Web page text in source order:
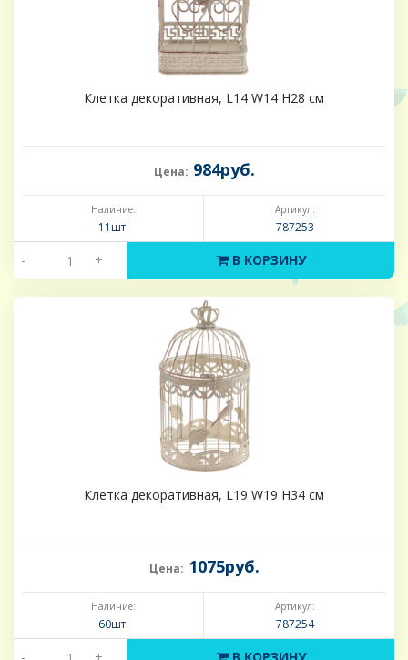
Клетка декоративная, L14 W14 H28 см
Цена: 984руб.
Наличие:
11шт.
Артикул:
787253
- + В КОРЗИНУ
Клетка декоративная, L19 W19 H34 см
Цена: 1075руб.
Наличие:
60шт.
Артикул:
787254